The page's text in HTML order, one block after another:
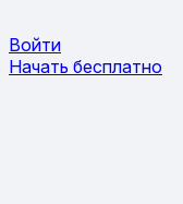
Войти
Начать бесплатно